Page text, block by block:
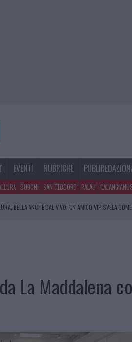
EVENTI RUBRICHE
BUDONI SAN TEODORO PALAU CALANGIANUS
BELLA ANCHE DAL VIVO: UN AMICO VIP SVELA
La Maddalena